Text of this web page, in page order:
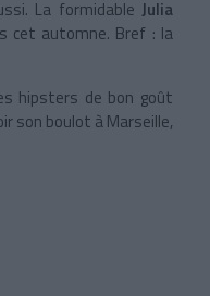
La formidableJulia
cet automne. Bref : la
hipsters de bon goût
son boulot à Marseille,